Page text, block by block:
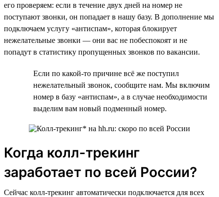
его проверяем: если в течение двух дней на номер не
поступают звонки, он попадает в нашу базу. В дополнение мы
подключаем услугу «антиспам», которая блокирует
нежелательные звонки — они вас не побеспокоят и не
попадут в статистику пропущенных звонков по вакансии.
Если по какой-то причине всё же поступил
нежелательный звонок, сообщите нам. Мы включим
номер в базу «антиспам», а в случае необходимости
выделим вам новый подменный номер.
Когда колл-трекинг
заработает по всей России?
Сейчас колл-трекинг автоматически подключается для всех